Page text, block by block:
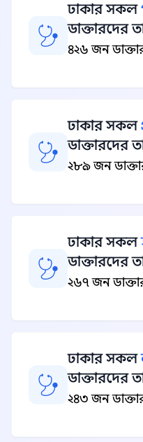
ঢাকার সকল
ডাক্তারদের
৪২৬ জন
ঢাকার সকল
ডাক্তারদের
২৮৯ জন
ঢাকার সকল
ডাক্তারদের
২৬৭ জন
ঢাকার সকল
ডাক্তারদের
২৪৩ জন